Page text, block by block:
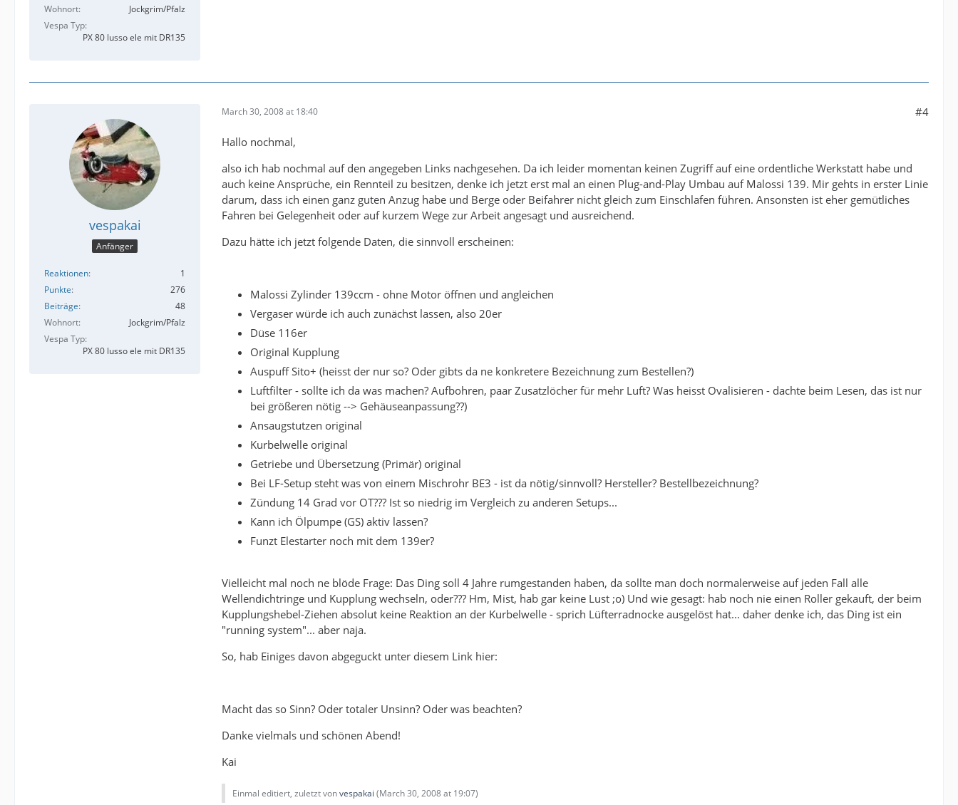
Wohnort
Jockgrim/Pfalz
Vespa Typ
PX 80 lusso ele mit DR135
vespakai
Anfänger
Reaktionen
1
Punkte
276
Beiträge
48
Wohnort
Jockgrim/Pfalz
Vespa Typ
PX 80 lusso ele mit DR135
March 30, 2008 at 18:40 #4
Hallo nochmal,
also ich hab nochmal auf den angegeben Links nachgesehen. Da ich leider momentan keinen Zugriff auf eine ordentliche Werkstatt habe und
auch keine Ansprüche, ein Rennteil zu besitzen, denke ich jetzt erst mal an einen Plug-and-Play Umbau auf Malossi 139. Mir gehts in erster Linie
darum, dass ich einen ganz guten Anzug habe und Berge oder Beifahrer nicht gleich zum Einschlafen führen. Ansonsten ist eher gemütliches
Fahren bei Gelegenheit oder auf kurzem Wege zur Arbeit angesagt und ausreichend.
Dazu hätte ich jetzt folgende Daten, die sinnvoll erscheinen:
Malossi Zylinder 139ccm - ohne Motor öffnen und angleichen
Vergaser würde ich auch zunächst lassen, also 20er
Düse 116er
Original Kupplung
Auspuff Sito+ (heisst der nur so? Oder gibts da ne konkretere Bezeichnung zum Bestellen?)
Luftfilter - sollte ich da was machen? Aufbohren, paar Zusatzlöcher für mehr Luft? Was heisst Ovalisieren - dachte beim Lesen, das ist nur
bei größeren nötig --> Gehäuseanpassung??)
Ansaugstutzen original
Kurbelwelle original
Getriebe und Übersetzung (Primär) original
Bei LF-Setup steht was von einem Mischrohr BE3 - ist da nötig/sinnvoll? Hersteller? Bestellbezeichnung?
Zündung 14 Grad vor OT??? Ist so niedrig im Vergleich zu anderen Setups...
Kann ich Ölpumpe (GS) aktiv lassen?
Funzt Elestarter noch mit dem 139er?
Vielleicht mal noch ne blöde Frage: Das Ding soll 4 Jahre rumgestanden haben, da sollte man doch normalerweise auf jeden Fall alle
Wellendichtringe und Kupplung wechseln, oder??? Hm, Mist, hab gar keine Lust ;o) Und wie gesagt: hab noch nie einen Roller gekauft, der beim
Kupplungshebel-Ziehen absolut keine Reaktion an der Kurbelwelle - sprich Lüfterradnocke ausgelöst hat... daher denke ich, das Ding ist ein
"running system"... aber naja.
So, hab Einiges davon abgeguckt unter diesem Link hier:
Macht das so Sinn? Oder totaler Unsinn? Oder was beachten?
Danke vielmals und schönen Abend!
Kai
Einmal editiert, zuletzt vonvespakai (March 30, 2008 at 19:07)